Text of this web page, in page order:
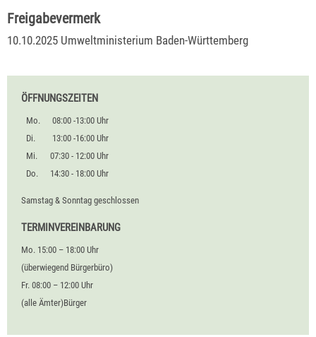
Freigabevermerk
10.10.2025 Umweltministerium Baden-Württemberg
ÖFFNUNGSZEITEN
Mo.
08:00 -13:00 Uhr
Di.
13:00 -16:00 Uhr
Mi.
07:30 - 12:00 Uhr
Do.
14:30 - 18:00 Uhr
Samstag & Sonntag geschlossen
TERMINVEREINBARUNG
Mo. 15:00 – 18:00 Uhr
(überwiegend Bürgerbüro)
Fr. 08:00 – 12:00 Uhr
(alle Ämter)Bürger